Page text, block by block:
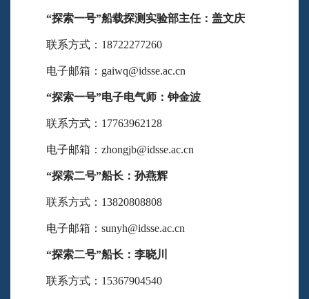
“探索一号”船载探测实验部主任：盖文庆
联系方式：18722277260
电子邮箱：gaiwq@idsse.ac.cn
“探索一号”电子电气师：钟金波
联系方式：17763962128
电子邮箱：zhongjb@idsse.ac.cn
“探索二号”船长：孙燕辉
联系方式：13820808808
电子邮箱：sunyh@idsse.ac.cn
“探索二号”船长：李晓川
联系方式：15367904540